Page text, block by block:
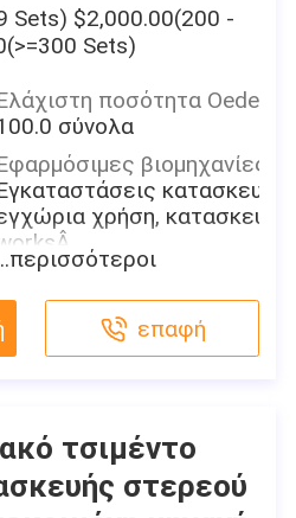
Επεξεργασία:
μηχανή
παραγωγής
Pieces/8):
pcs/8hours
τάση τρεις-phase50-
Sets) $2,000.00(200 -
Sets)
ποσότητα Oeder
σύνολα
βιομηχανίες:
κατασκευής,
χρήση, κατασκευή
Θέση αιθουσών εκθέσεως:
Κοίλος φραγμός που
τη μηχανή,
το φραγμό που
κατασκευάζει τη μηχανή
επαφή
τσιμέντο
στερεού